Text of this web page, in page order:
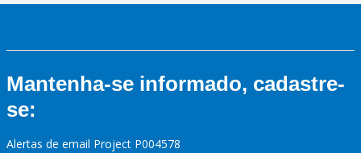
Mantenha-se informado, cadastre-
se:
Alertas de email Project P004578